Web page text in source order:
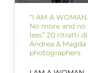
“I AM A WOMAN.
No more and no
less” 20 ritratti di
Andrea & Magda
photographers